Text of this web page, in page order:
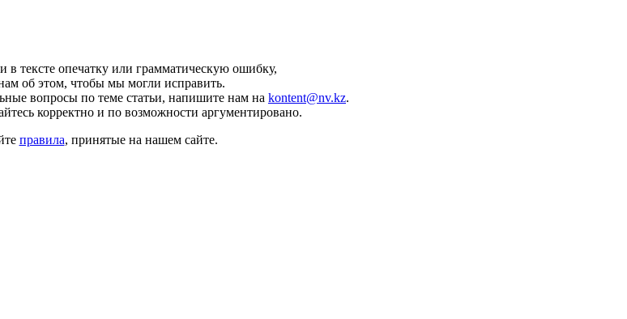
в тексте опечатку или грамматическую ошибку,
об этом, чтобы мы могли исправить.
вопросы по теме статьи, напишите нам на kontent@nv.kz.
корректно и по возможности аргументировано.
правила, принятые на нашем сайте.